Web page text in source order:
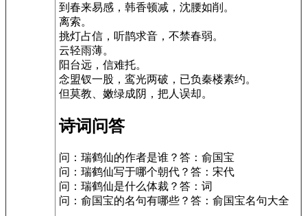
到春来易感，韩香顿减，沈腰如削。
离索。
挑灯占信，听鹊求音，不禁春弱。
云轻雨薄。
阳台远，信难托。
念盟钗一股，鸾光两破，已负秦楼素约。
但莫教、嫩绿成阴，把人误却。
诗词问答
问：瑞鹤仙的作者是谁？答：俞国宝
问：瑞鹤仙写于哪个朝代？答：宋代
问：瑞鹤仙是什么体裁？答：词
问：俞国宝的名句有哪些？答：俞国宝名句大全